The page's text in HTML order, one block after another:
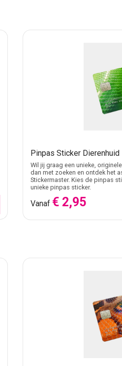
Pinpas Sticker
Wil jij graag een unieke,
dan met zoeken en ontdek het
Stickermaster. Kies de pinpas
unieke pinpas sticker.
Vanaf € 2,95